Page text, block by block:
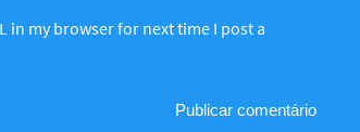
in my browser for next time I post a